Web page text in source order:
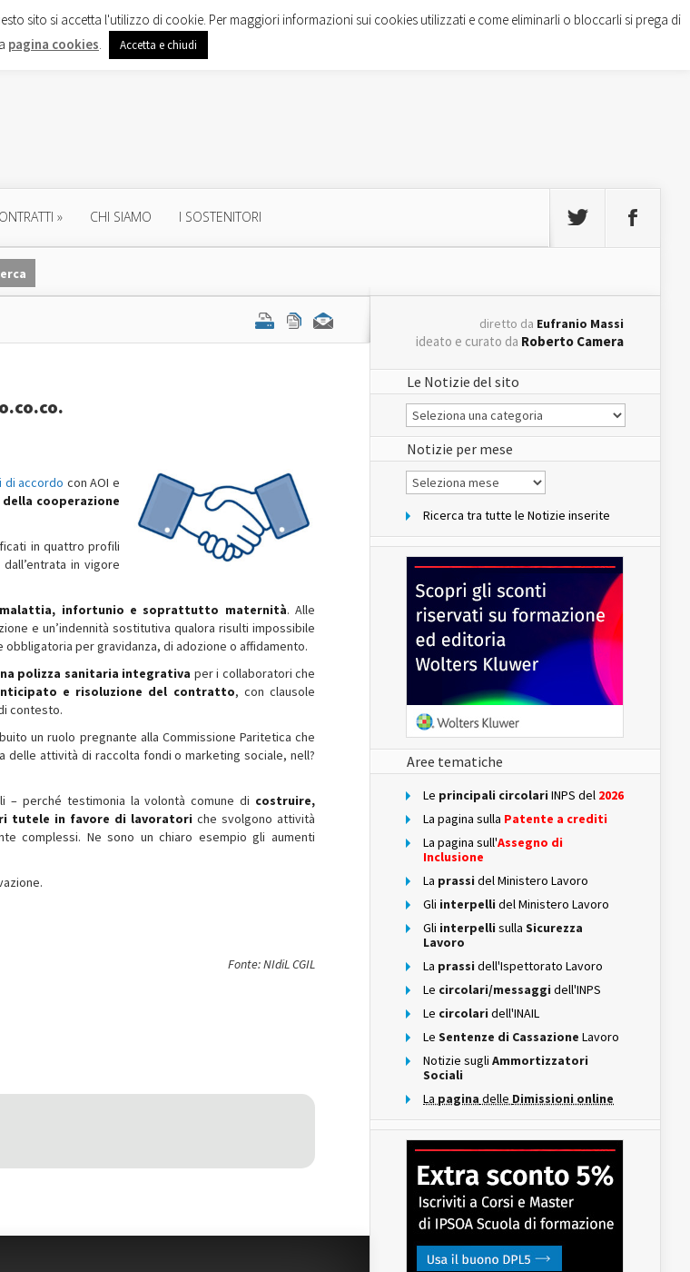
» CHI SIAMO I SOSTENITORI
di accordo con AOI e
cooperazione
in quattro profili
in vigore
infortunio e soprattutto maternità. Alle
e un’indennità sostitutiva qualora risulti impossibile
per gravidanza, di adozione o affidamento.
polizza sanitaria integrativa per i collaboratori che
e risoluzione del contratto, con clausole
contesto.
un ruolo pregnante alla Commissione Paritetica che
attività di raccolta fondi o marketing sociale, nell?
– perché testimonia la volontà comune di costruire,
tutele in favore di lavoratori che svolgono attività
complessi. Ne sono un chiaro esempio gli aumenti
Fonte: NIdiL CGIL
diretto da Eufranio Massi
ideato e curato da Roberto Camera
Le Notizie del sito
Le
Notizie
del
sito
Notizie per mese
Notizie
per
Ricerca tra tutte le Notizie inserite
Aree tematiche
Le principali circolari INPS del 2026
La pagina sulla Patente a crediti
La pagina sull'Assegno di
Inclusione
La prassi del Ministero Lavoro
Gli interpelli del Ministero Lavoro
Gli interpelli sulla Sicurezza
Lavoro
La prassi dell'Ispettorato Lavoro
Le circolari/messaggi dell'INPS
Le circolari dell'INAIL
Le Sentenze di Cassazione Lavoro
Notizie sugli Ammortizzatori
Sociali
La pagina delle Dimissioni online
sito si accetta l'utilizzo di cookie. Per maggiori informazioni sui cookies utilizzati e come eliminarli o bloccarli si prega di
pagina cookies. Accetta e chiudi